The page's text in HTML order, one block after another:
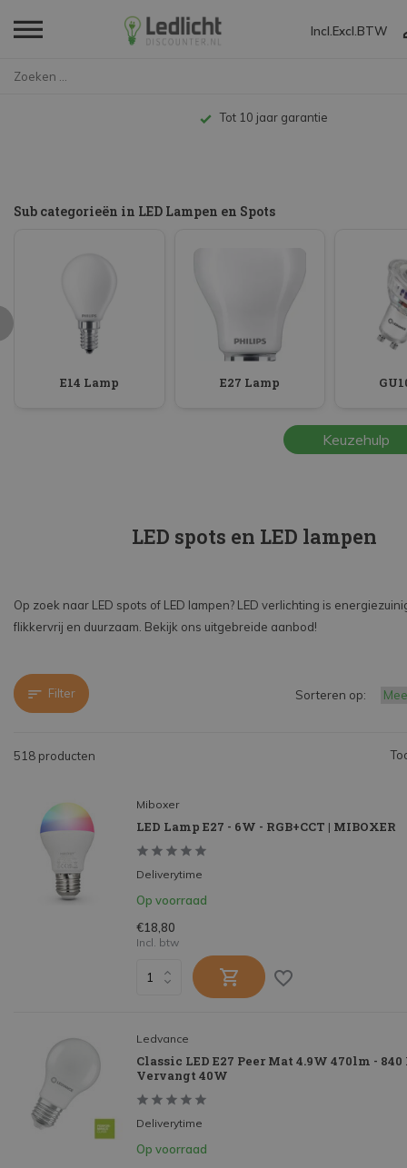
Incl. Excl. BTW
Gratis verzending vanaf €49,-*
Sub categorieën in LED Lampen en Spots
E14 Lamp E27 Lamp
Beantwoord een paar vragen en vind de beste
lamp voor jou in LED spots en LED lampen.
Keuzehulp
LED spots en LED lampen
Op zoek naar LED spots of LED lampen? LED verlichting is
flikkervrij en duurzaam. Bekijk ons uitgebreide aanbod!
Filter
518 producten
Sorteren op:
Miboxer
LED Lamp E27 - 6W - RGB+CCT | MIBOXER
Deliverytime
Op voorraad
€18,80
Incl. btw
Ledvance
Classic LED E27 Peer Mat 4.9W 470lm -
Vervangt 40W
Deliverytime
Op voorraad